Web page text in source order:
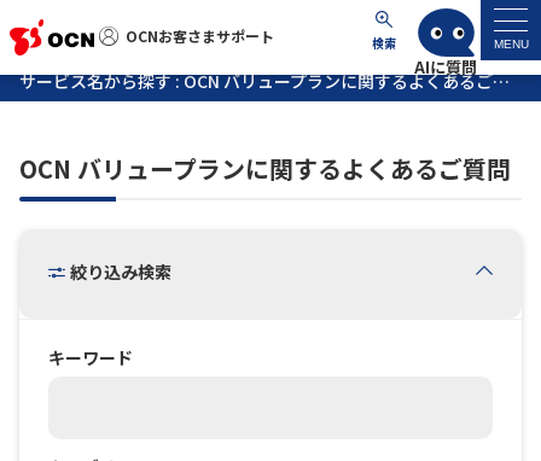
OCNお客さまサポート 検索 MENU
OCNお客さまサポート
マイページ
サポートトップ
サービス名から探す : OCN バリュープランに関するよくあるご質問
OCN バリュープランに関するよくあるご質問
絞り込み検索
キーワード